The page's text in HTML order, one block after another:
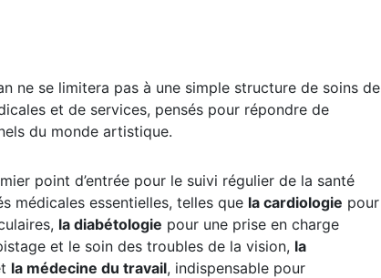
ne se limitera pas à une simple structure de soins de
et de services, pensés pour répondre de
du monde artistique.
point d’entrée pour le suivi régulier de la santé
médicales essentielles, telles que la cardiologie pour
la diabétologie pour une prise en charge
et le soin des troubles de la vision, la
la médecine du travail, indispensable pour